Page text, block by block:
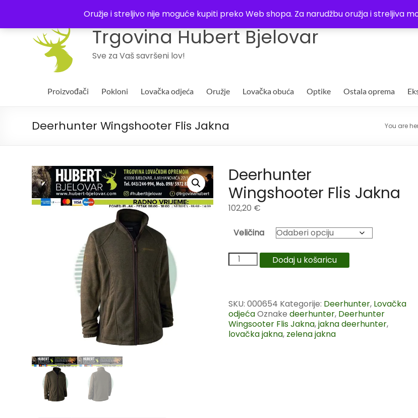
Oružje i streljivo nije moguće kupiti preko Web shopa. Za narudžbu oružja i streljiva
Trgovina Hubert Bjelovar
Sve za Vaš savršeni lov!
Proizvođači Pokloni Lovačka odjeća Oružje Lovačka obuća Optike Ostala oprema
Deerhunter Wingshooter Flis Jakna You are
Deerhunter
Wingshooter Flis Jakna
102,20 €
Veličina
Dodaj u košaricu
SKU: 000654 Kategorije: Deerhunter, Lovačka
odjećaOznake deerhunter, Deerhunter
Wingsooter Flis Jakna,jakna deerhunter,
lovačka jakna, zelena jakna